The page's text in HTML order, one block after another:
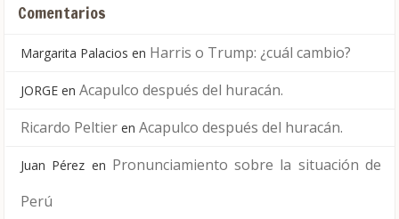
Comentarios
Margarita Palacios en Harris o Trump: ¿cuál cambio?
JORGE en Acapulco después del huracán.
Ricardo Peltier en Acapulco después del huracán.
Juan Pérez en Pronunciamiento sobre la situación de
Perú